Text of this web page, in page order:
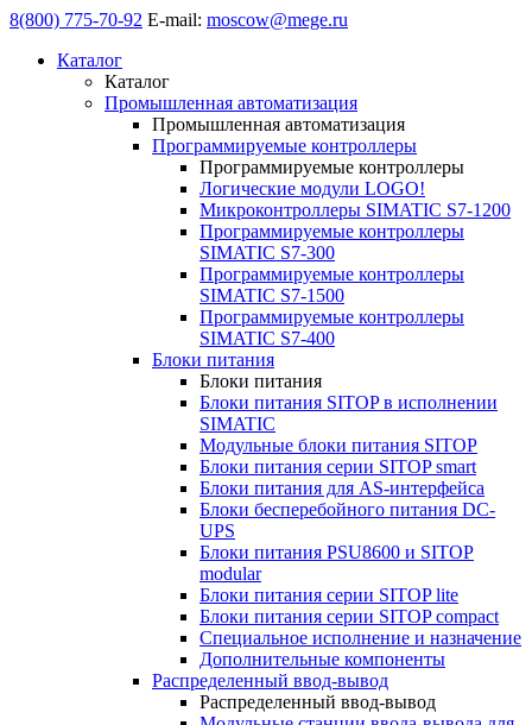
8(800) 775-70-92 E-mail: moscow@mege.ru
Каталог
Каталог
Промышленная автоматизация
Промышленная автоматизация
Программируемые контроллеры
Программируемые контроллеры
Логические модули LOGO!
Микроконтроллеры SIMATIC S7-1200
Программируемые контроллеры
SIMATIC S7-300
Программируемые контроллеры
SIMATIC S7-1500
Программируемые контроллеры
SIMATIC S7-400
Блоки питания
Блоки питания
Блоки питания SITOP в исполнении
SIMATIC
Модульные блоки питания SITOP
Блоки питания серии SITOP smart
Блоки питания для AS-интерфейса
Блоки бесперебойного питания DC-
UPS
Блоки питания PSU8600 и SITOP
modular
Блоки питания серии SITOP lite
Блоки питания серии SITOP compact
Специальное исполнение и назначение
Дополнительные компоненты
Распределенный ввод-вывод
Распределенный ввод-вывод